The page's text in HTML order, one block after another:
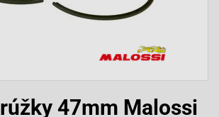
47mm Malossi